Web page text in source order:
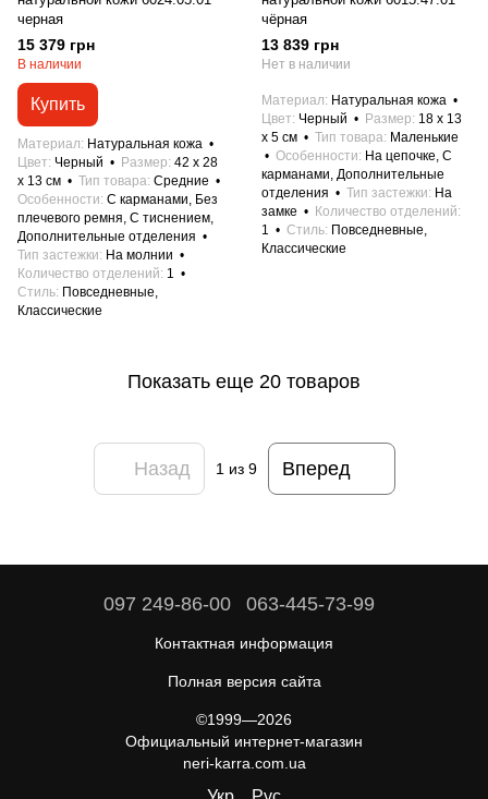
черная
15 379 грн
В наличии
Купить
Материал
Натуральная кожа
Цвет Черный Размер 42 x 28
x 13 см
Тип товара Средние
Особенности С карманами, Без
плечевого ремня, С тиснением,
Дополнительные отделения
Тип застежки
На молнии
Количество отделений 1
Стиль Повседневные,
Классические
чёрная
13 839 грн
Нет в наличии
Материал
Натуральная кожа
Цвет Черный Размер 18 x 13
x 5 см
Тип товара Маленькие
Особенности
На цепочке, С
карманами, Дополнительные
отделения
Тип застежки
На
замке
Количество отделений
1
Стиль Повседневные,
Классические
Показать еще 20 товаров
Назад 1 из 9 Вперед
097 249-86-00 063-445-73-99
Контактная информация
Полная версия сайта
©1999—2026
Официальный интернет-магазин
neri-karra.com.ua